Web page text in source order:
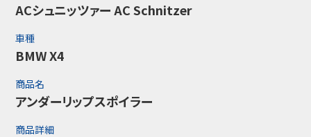
ACシュニッツァー AC Schnitzer
車種
BMW X4
商品名
アンダーリップスポイラー
商品詳細